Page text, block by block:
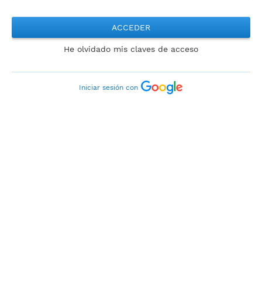
ACCEDER
He olvidado mis claves de acceso
Iniciar sesión con